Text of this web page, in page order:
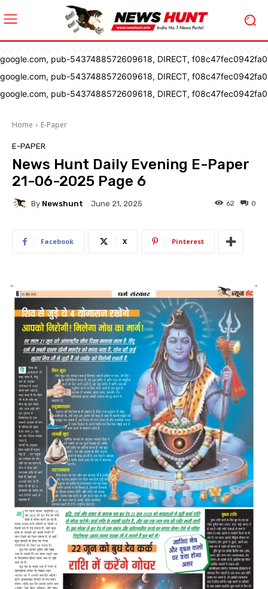
google.com, pub-5437488572609618, DIRECT, f08c47fec0942fa0
google.com, pub-5437488572609618, DIRECT, f08c47fec0942fa0
google.com, pub-5437488572609618, DIRECT, f08c47fec0942fa0
Home E-Paper
E-PAPER
News Hunt Daily Evening E-Paper
21-06-2025 Page 6
By Newshunt June 21, 2025 0
62
Facebook X Pinterest